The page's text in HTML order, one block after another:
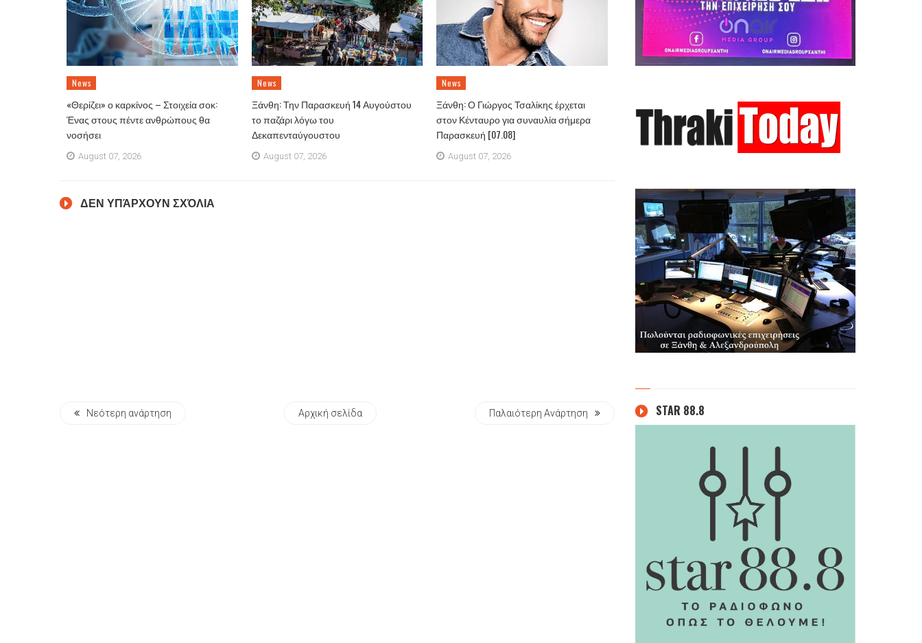
News
«Θερίζει» ο καρκίνος – Στοιχεία σοκ:
Ένας στους πέντε ανθρώπους θα
νοσήσει
August 07, 2026
News
Ξάνθη: Την Παρασκευή 14 Αυγούστου
το παζάρι λόγω του
Δεκαπενταύγουστου
August 07, 2026
News
Ξάνθη: Ο Γιώργος Τσαλίκης έρχεται
στον Κένταυρο για συναυλία σήμερα
Παρασκευή [07.08]
August 07, 2026
ΔΕΝ ΥΠΆΡΧΟΥΝ ΣΧΌΛΙΑ
Νεότερη ανάρτηση Αρχική σελίδα Παλαιότερη Ανάρτηση STAR 88.8